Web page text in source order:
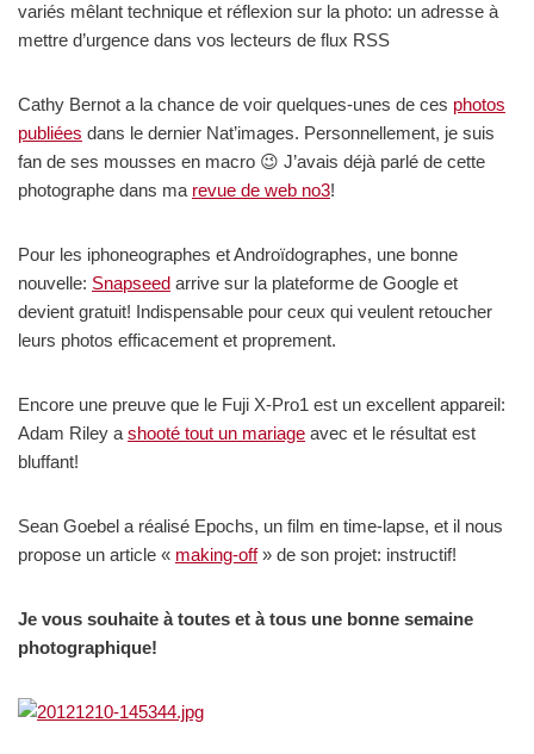
variés mêlant technique et réflexion sur la photo: un adresse à
mettre d’urgence dans vos lecteurs de flux RSS
Cathy Bernot a la chance de voir quelques-unes de ces photos
publiées dans le dernier Nat’images. Personnellement, je suis
fan de ses mousses en macro 😉 J’avais déjà parlé de cette
photographe dans ma revue de web no3!
Pour les iphoneographes et Androïdographes, une bonne
nouvelle: Snapseed arrive sur la plateforme de Google et
devient gratuit! Indispensable pour ceux qui veulent retoucher
leurs photos efficacement et proprement.
Encore une preuve que le Fuji X-Pro1 est un excellent appareil:
Adam Riley ashooté tout un mariage avec et le résultat est
bluffant!
Sean Goebel a réalisé Epochs, un film en time-lapse, et il nous
propose un article « making-off» de son projet: instructif!
Je vous souhaite à toutes et à tous une bonne semaine
photographique!